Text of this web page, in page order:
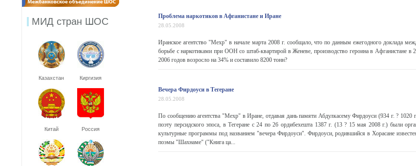
МИД стран ШОС
Казахстан Киргизия
Китай Россия
Проблема наркотиков в Афганистане и Иране
28.05.2008
Иранское агентство "Мехр" в начале марта 2008 г. сообщало, что по данным ежегодного доклада
борьбе с наркотиками при ООН со штаб-квартирой в Женеве, производство героина в Афганистане в
2006 годов возросло на 34% и составило 8200 тонн?
Вечера Фирдоуси в Тегеране
28.05.2008
По сообщению агентства "Мехр" в Иране, отдавая дань памяти Абдулкасему Фирдоуси (934 г. ? 1020
поэту персидского эпоса, в Тегеране с 24 по 26 ордибехешта 1387 г. (13 ? 15 мая 2008 г.) были
культурные программы под названием "вечера Фирдоуси". Фирдоуси, родившийся в Хорасане
поэмы "Шахнаме" ("Книга ца...